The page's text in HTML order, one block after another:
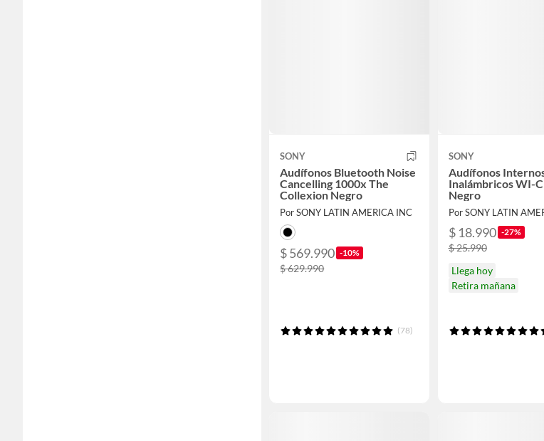
SONY
Audífonos Bluetooth Noise
Cancelling 1000x The
Collexion Negro
Por SONY LATIN AMERICA INC
$ 569.990 -10%
$ 629.990
(78)
SONY
Audífonos
Inalámbricos WI-
Negro
Por SONY LATIN
$ 18.990 -27%
$ 25.990
Llega hoy
Retira mañana